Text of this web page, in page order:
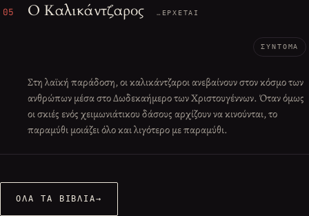
05 Ο Καλικάντζαρος …ΈΡΧΕΤΑΙ
ΣΎΝΤΟΜΑ
Στη λαϊκή παράδοση, οι καλικάντζαροι ανεβαίνουν στον κόσμο των
ανθρώπων μέσα στο Δωδεκαήμερο των Χριστουγέννων. Όταν όμως
οι σκιές ενός χειμωνιάτικου δάσους αρχίζουν να κινούνται, το
παραμύθι μοιάζει όλο και λιγότερο με παραμύθι.
ΌΛΑ ΤΑ ΒΙΒΛΊΑ→